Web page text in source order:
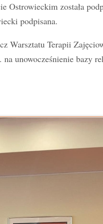
została
podpisana.
Warsztatu Terapii
unowocześnienie bazy